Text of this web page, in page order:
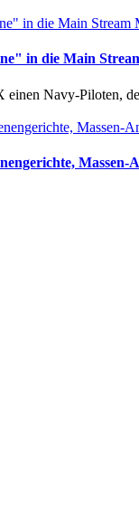
in die Main
Navy-Piloten,
Massen-